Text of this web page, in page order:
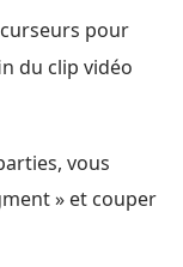
pour
du clip vidéo
vous
» et couper